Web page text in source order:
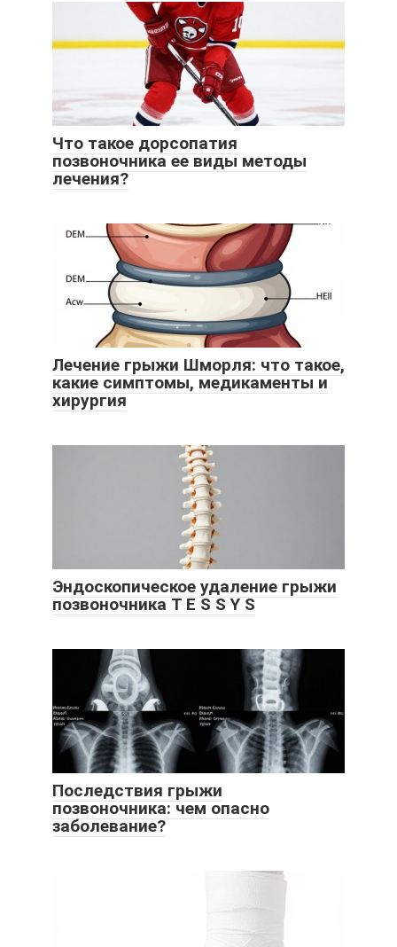
Что такое дорсопатия
позвоночника ее виды методы
лечения?
Лечение грыжи Шморля: что такое,
какие симптомы, медикаменты и
хирургия
Эндоскопическое удаление грыжи
позвоночника T E S S Y S
Последствия грыжи
позвоночника: чем опасно
заболевание?